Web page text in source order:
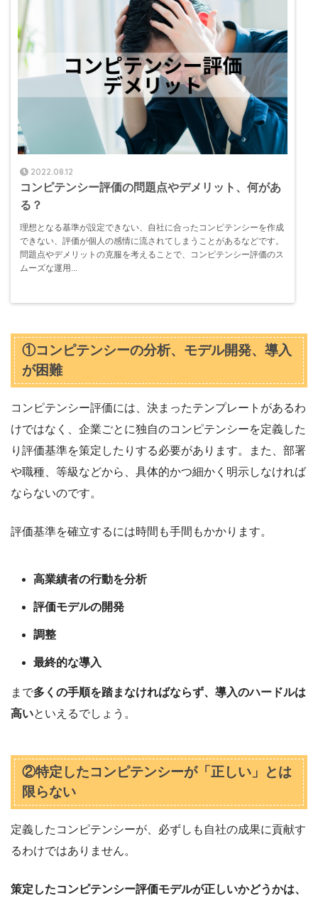
2022.08.12
コンピテンシー評価の問題点やデメリット、何があ
る？
理想となる基準が設定できない、自社に合ったコンピテンシーを作成
できない、評価が個人の感情に流されてしまうことがあるなどです。
問題点やデメリットの克服を考えることで、コンピテンシー評価のス
ムーズな運用...
①コンピテンシーの分析、モデル開発、導入
が困難
コンピテンシー評価には、決まったテンプレートがあるわ
けではなく、企業ごとに独自のコンピテンシーを定義した
り評価基準を策定したりする必要があります。また、部署
や職種、等級などから、具体的かつ細かく明示しなければ
ならないのです。
評価基準を確立するには時間も手間もかかります。
高業績者の行動を分析
評価モデルの開発
調整
最終的な導入
まで多くの手順を踏まなければならず、導入のハードルは
高いといえるでしょう。
②特定したコンピテンシーが「正しい」とは
限らない
定義したコンピテンシーが、必ずしも自社の成果に貢献す
るわけではありません。
策定したコンピテンシー評価モデルが正しいかどうかは、